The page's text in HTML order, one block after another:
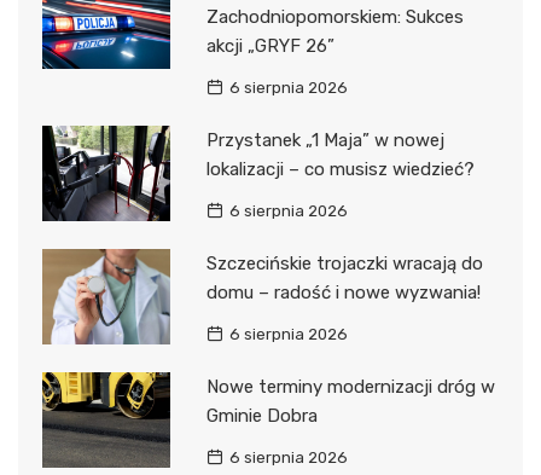
Zachodniopomorskiem: Sukces
akcji „GRYF 26”
6 sierpnia 2026
Przystanek „1 Maja” w nowej
lokalizacji – co musisz wiedzieć?
6 sierpnia 2026
Szczecińskie trojaczki wracają do
domu – radość i nowe wyzwania!
6 sierpnia 2026
Nowe terminy modernizacji dróg w
Gminie Dobra
6 sierpnia 2026